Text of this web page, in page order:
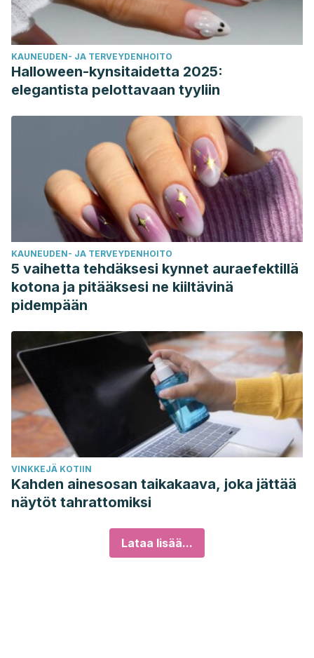
KAUNEUDEN- JA TERVEYDENHOITO
Halloween-kynsitaidetta 2025:
elegantista pelottavaan tyyliin
KAUNEUDEN- JA TERVEYDENHOITO
5 vaihetta tehdäksesi kynnet auraefektillä
kotona ja pitääksesi ne kiiltävinä
pidempään
VINKKEJÄ KOTIIN
Kahden ainesosan taikakaava, joka jättää
näytöt tahrattomiksi
Lataa lisää...